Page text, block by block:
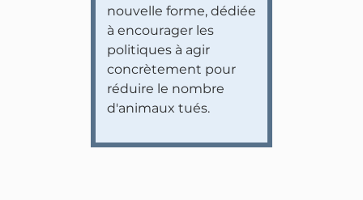
nouvelle forme, dédiée
à encourager les
politiques à agir
concrètement pour
réduire le nombre
d'animaux tués.